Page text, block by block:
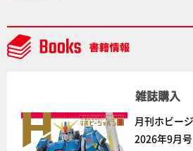
NEWITEM】
雑誌購入
月刊ホビー
2026年9月号